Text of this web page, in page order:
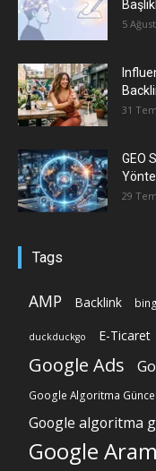
5
31
GEO
29
Tags
AMP Backlink bing
duckduckgo E-Ticaret
Google Ads
Google Algoritma
Google algoritma
Google